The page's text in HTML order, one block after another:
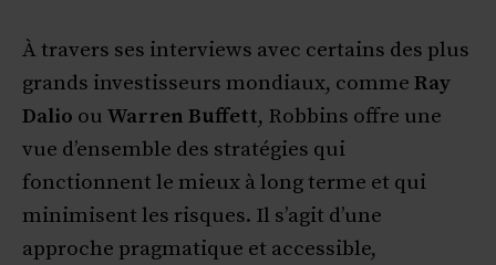
À travers ses interviews avec certains des plus
grands investisseurs mondiaux, comme Ray
Dalio ou Warren Buffett, Robbins offre une
vue d’ensemble des stratégies qui
fonctionnent le mieux à long terme et qui
minimisent les risques. Il s’agit d’une
approche pragmatique et accessible,